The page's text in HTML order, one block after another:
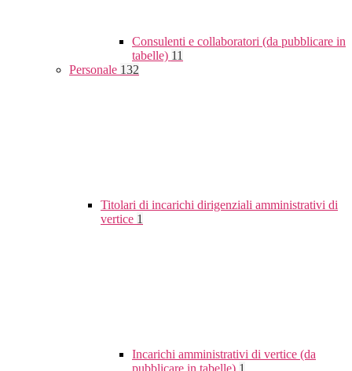
Consulenti e collaboratori (da pubblicare in
tabelle) 11
Personale 132
Titolari di incarichi dirigenziali amministrativi di
vertice 1
Incarichi amministrativi di vertice (da